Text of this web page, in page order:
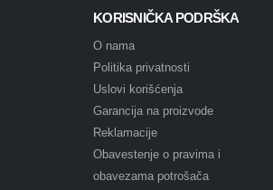
KORISNIČKA PODRŠKA
O nama
Politika privatnosti
Uslovi korišćenja
Garancija na proizvode
Reklamacije
Obavestenje o pravima i
obavezama potrošača